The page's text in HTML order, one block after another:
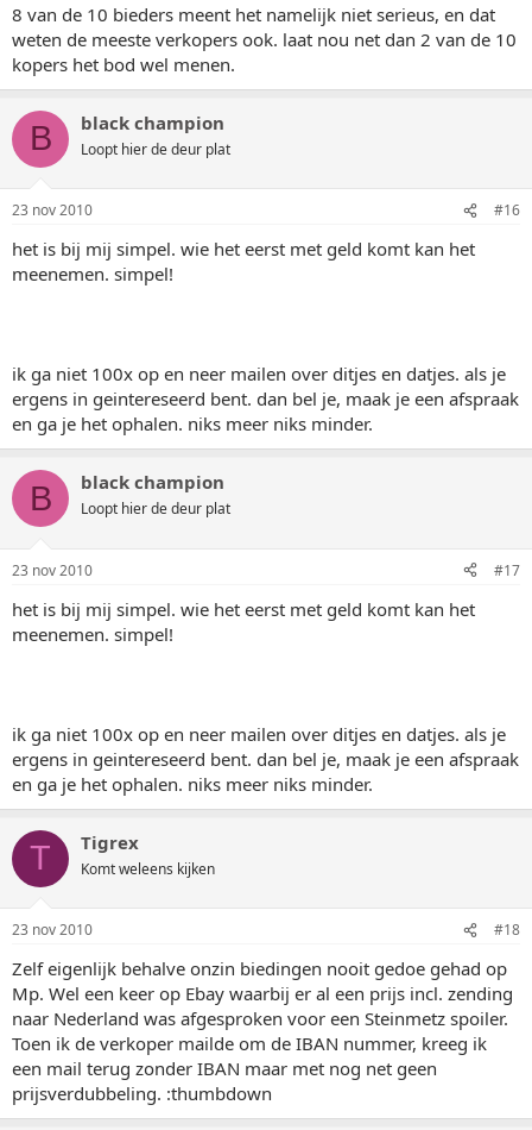
8 van de 10 bieders meent het namelijk niet serieus, en dat
weten de meeste verkopers ook. laat nou net dan 2 van de 10
kopers het bod wel menen.
B black champion
Loopt hier de deur plat
23 nov 2010 #16
het is bij mij simpel. wie het eerst met geld komt kan het
meenemen. simpel!
ik ga niet 100x op en neer mailen over ditjes en datjes. als je
ergens in geintereseerd bent. dan bel je, maak je een afspraak
en ga je het ophalen. niks meer niks minder.
B black champion
Loopt hier de deur plat
23 nov 2010 #17
het is bij mij simpel. wie het eerst met geld komt kan het
meenemen. simpel!
ik ga niet 100x op en neer mailen over ditjes en datjes. als je
ergens in geintereseerd bent. dan bel je, maak je een afspraak
en ga je het ophalen. niks meer niks minder.
T Tigrex
Komt weleens kijken
23 nov 2010 #18
Zelf eigenlijk behalve onzin biedingen nooit gedoe gehad op
Mp. Wel een keer op Ebay waarbij er al een prijs incl. zending
naar Nederland was afgesproken voor een Steinmetz spoiler.
Toen ik de verkoper mailde om de IBAN nummer, kreeg ik
een mail terug zonder IBAN maar met nog net geen
prijsverdubbeling. :thumbdown